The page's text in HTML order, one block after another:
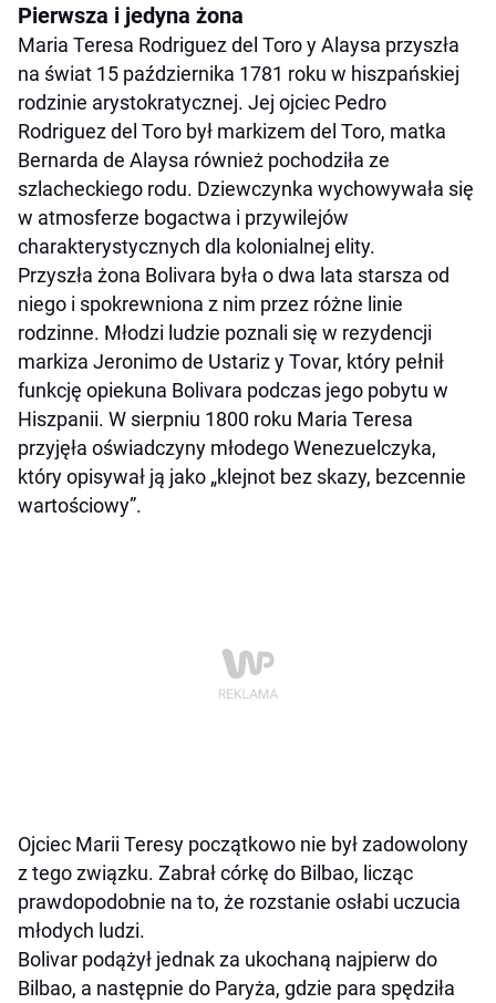
Pierwsza i jedyna żona
Maria Teresa Rodriguez del Toro y Alaysa przyszła
na świat 15 października 1781 roku w hiszpańskiej
rodzinie arystokratycznej. Jej ojciec Pedro
Rodriguez del Toro był markizem del Toro, matka
Bernarda de Alaysa również pochodziła ze
szlacheckiego rodu. Dziewczynka wychowywała się
w atmosferze bogactwa i przywilejów
charakterystycznych dla kolonialnej elity.
Przyszła żona Bolivara była o dwa lata starsza od
niego i spokrewniona z nim przez różne linie
rodzinne. Młodzi ludzie poznali się w rezydencji
markiza Jeronimo de Ustariz y Tovar, który pełnił
funkcję opiekuna Bolivara podczas jego pobytu w
Hiszpanii. W sierpniu 1800 roku Maria Teresa
przyjęła oświadczyny młodego Wenezuelczyka,
który opisywał ją jako „klejnot bez skazy, bezcennie
wartościowy”.
Ojciec Marii Teresy początkowo nie był zadowolony
z tego związku. Zabrał córkę do Bilbao, licząc
prawdopodobnie na to, że rozstanie osłabi uczucia
młodych ludzi.
Bolivar podążył jednak za ukochaną najpierw do
Bilbao, a następnie do Paryża, gdzie para spędziła